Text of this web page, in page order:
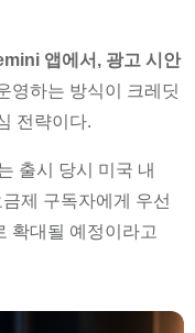
앱에서, 광고 시안
영하는 방식이 크레딧
전략이다.
출시 당시 미국 내
제 구독자에게 우선
확대될 예정이라고